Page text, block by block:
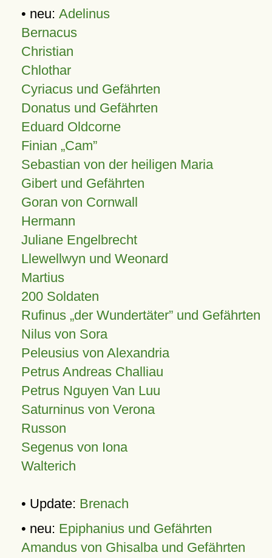
• neu: Adelinus
Bernacus
Christian
Chlothar
Cyriacus und Gefährten
Donatus und Gefährten
Eduard Oldcorne
Finian Cam
Sebastian von der heiligen Maria
Gibert und Gefährten
Goran von Cornwall
Hermann
Juliane Engelbrecht
Llewellwyn und Weonard
Martius
200 Soldaten
Rufinus „der Wundertäter” und Gefährten
Nilus von Sora
Peleusius von Alexandria
Petrus Andreas Challiau
Petrus Nguyen Van Luu
Saturninus von Verona
Russon
Segenus von Iona
Walterich
• Update: Brenach
• neu: Epiphanius und Gefährten
Amandus von Ghisalba und Gefährten